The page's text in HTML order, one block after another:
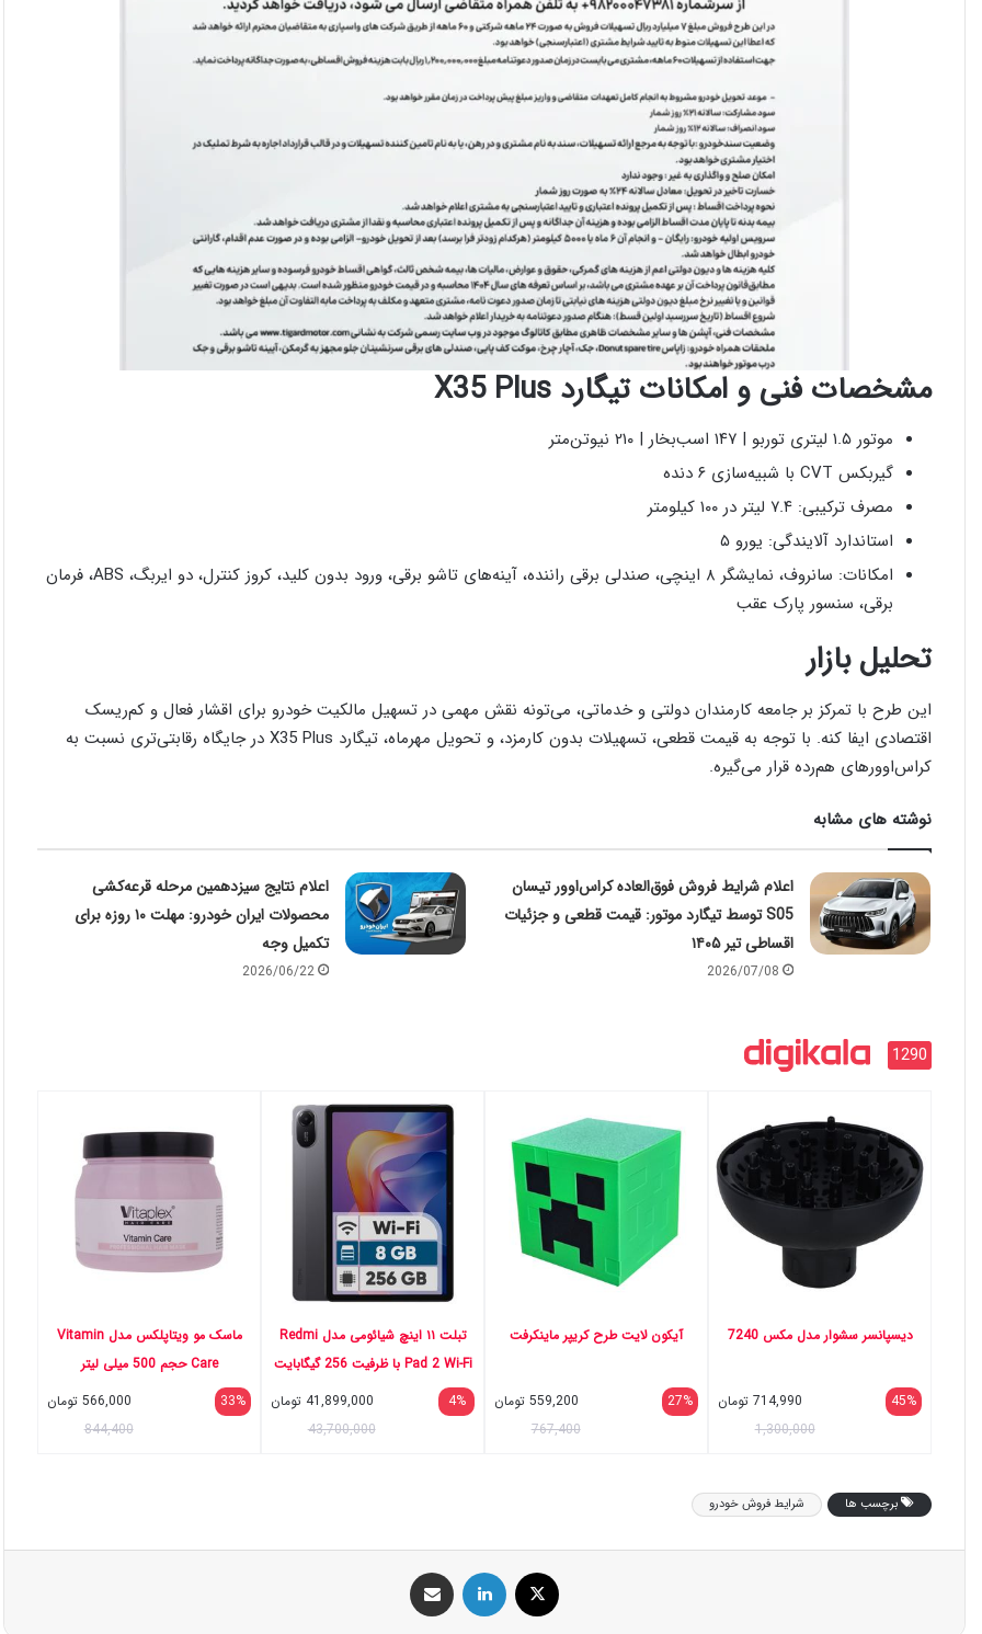
مشخصات فنی و امکانات تیگارد X35 Plus
موتور ۱.۵ لیتری توربو | ۱۴۷ اسب‌بخار | ۲۱۰ نیوتن‌متر
گیربکس CVT با شبیه‌سازی ۶ دنده
مصرف ترکیبی: ۷.۴ لیتر در ۱۰۰ کیلومتر
استاندارد آلایندگی: یورو ۵
امکانات: سانروف، نمایشگر ۸ اینچی، صندلی برقی راننده، آینه‌های تاشو برقی، ورود بدون کلید، کروز کنترل، دو ایربگ، ABS، فرمان
برقی، سنسور پارک عقب
تحلیل بازار
این طرح با تمرکز بر جامعه کارمندان دولتی و خدماتی، می‌تونه نقش مهمی در تسهیل مالکیت خودرو برای اقشار فعال و کم‌ریسک
اقتصادی ایفا کنه. با توجه به قیمت قطعی، تسهیلات بدون کارمزد، و تحویل مهرماه، تیگارد X35 Plus در جایگاه رقابتی‌تری نسبت به
کراس‌اوورهای هم‌رده قرار می‌گیره.
نوشته های مشابه
اعلام شرایط فروش فوق‌العاده کراس‌اوور تیسان
S05 توسط تیگارد موتور: قیمت قطعی و جزئیات
اقساطی تیر ۱۴۰۵
2026/07/08
اعلام نتایج سیزدهمین مرحله قرعه‌کشی
محصولات ایران خودرو: مهلت ۱۰ روزه برای
تکمیل وجه
2026/06/22
1290
دیسپانسر سشوار مدل مکس 7240
45%
714,990 تومان
1,300,000
آیکون لایت طرح کریپر ماینکرفت
27%
559,200 تومان
767,400
تبلت ۱۱ اینچ شیائومی مدل Redmi
Pad 2 Wi-Fi با ظرفیت 256 گیگابایت
و رم 8 گیگابایت، رزولوشن دوربین
اصلی ۸ مگاپیکسل، پشتیبانی از قلم
4%
41,899,000 تومان
43,700,000
ماسک مو ویتاپلکس مدل Vitamin
Care حجم 500 میلی لیتر
33%
566,000 تومان
844,400
برچسب ها شرایط فروش خودرو
ایکس لینکداین